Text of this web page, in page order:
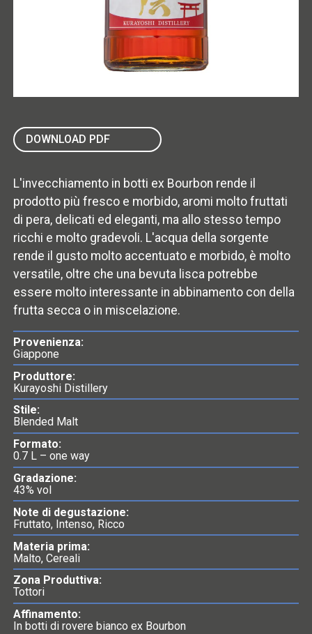
DOWNLOAD PDF
L'invecchiamento in botti ex Bourbon rende il
prodotto più fresco e morbido, aromi molto fruttati
di pera, delicati ed eleganti, ma allo stesso tempo
ricchi e molto gradevoli. L'acqua della sorgente
rende il gusto molto accentuato e morbido, è molto
versatile, oltre che una bevuta lisca potrebbe
essere molto interessante in abbinamento con della
frutta secca o in miscelazione.
Provenienza:
Giappone
Produttore:
Kurayoshi Distillery
Stile:
Blended Malt
Formato:
0.7 L – one way
Gradazione:
43% vol
Note di degustazione:
Fruttato, Intenso, Ricco
Materia prima:
Malto, Cereali
Zona Produttiva:
Tottori
Affinamento:
In botti di rovere bianco ex Bourbon